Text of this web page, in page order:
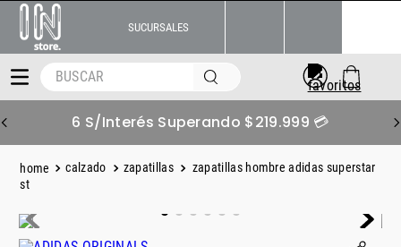
SUCURSALES
BUSCAR
6 S/Interés Superando $219.999 💳
calzado zapatillas
zapatillas hombre adidas superstar
st